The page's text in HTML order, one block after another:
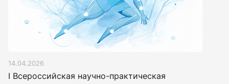
14.04.2026
I Всероссийская научно-практическая